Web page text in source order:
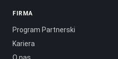
FIRMA
Program Partnerski
Kariera